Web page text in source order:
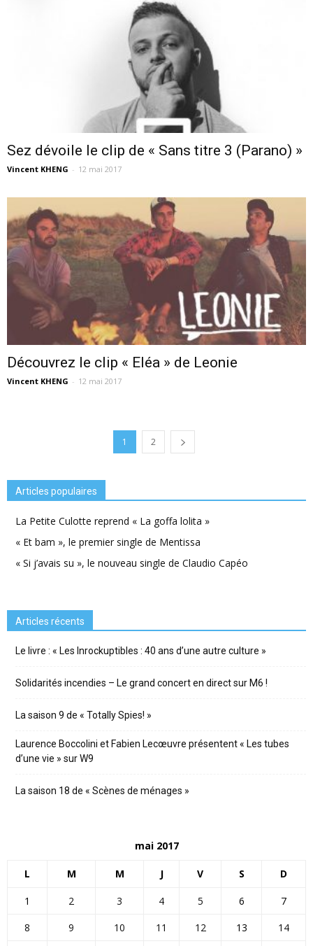
Sez dévoile le clip de « Sans titre 3 (Parano) »
Vincent KHENG - 12 mai 2017
Découvrez le clip « Eléa » de Leonie
Vincent KHENG - 12 mai 2017
1 2
Articles populaires
La Petite Culotte reprend « La goffa lolita »
« Et bam », le premier single de Mentissa
« Si j’avais su », le nouveau single de Claudio Capéo
Articles récents
Le livre : « Les Inrockuptibles : 40 ans d’une autre culture »
Solidarités incendies – Le grand concert en direct sur M6 !
La saison 9 de « Totally Spies! »
Laurence Boccolini et Fabien Lecœuvre présentent « Les tubes
d’une vie » sur W9
La saison 18 de « Scènes de ménages »
mai 2017
L M M J V S D
1 2 3 4 5 6
7
8
9 10 11 12 13
14